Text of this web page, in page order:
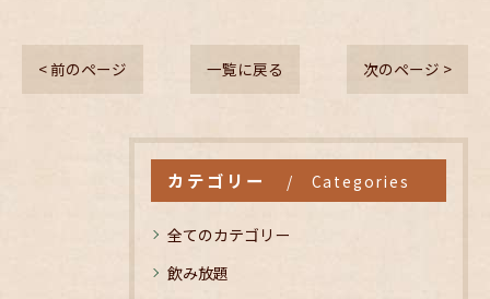
< 前のページ 一覧に戻る 次のページ >
カテゴリー Categories
全てのカテゴリー
飲み放題